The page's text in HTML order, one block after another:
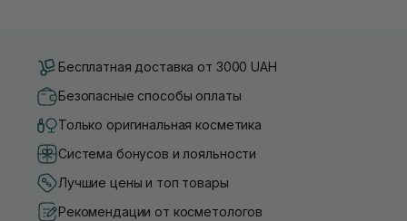
Бесплатная доставка от 3000 UAH
Безопасные способы оплаты
Только оригинальная косметика
Система бонусов и лояльности
Лучшие цены и топ товары
Рекомендации от косметологов